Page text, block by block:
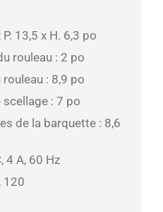
13,5 x H. 6,3 po
rouleau : 2 po
: 8,9 po
: 7 po
de la barquette : 8,6
4 A, 60 Hz
120